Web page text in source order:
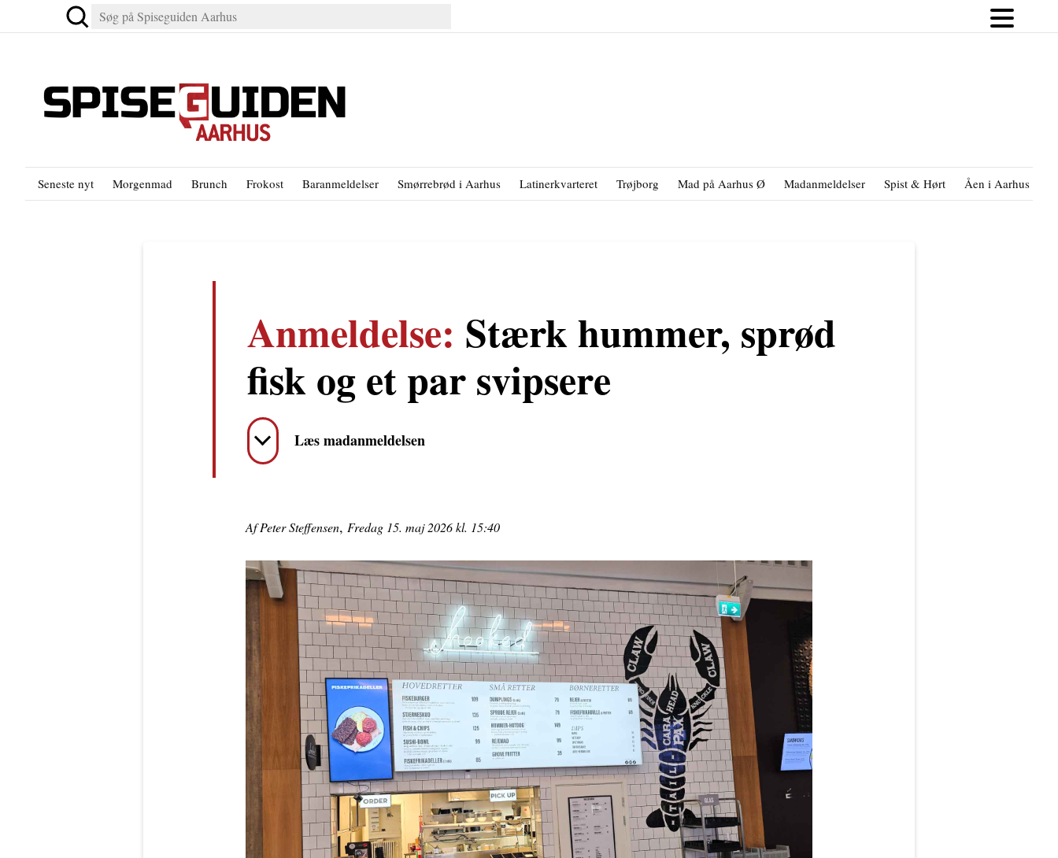
Seneste nyt Morgenmad Brunch Frokost Baranmeldelser Smørrebrød i Aarhus Latinerkvarteret Trøjborg Mad på Aarhus Ø Madanmeldelser Spist & Hørt Åen i Aarhus
Anmeldelse: Stærk hummer, sprød
fisk og et par svipsere
Læs madanmeldelsen
Af Peter Steffensen, Fredag 15. maj 2026 kl. 15:40